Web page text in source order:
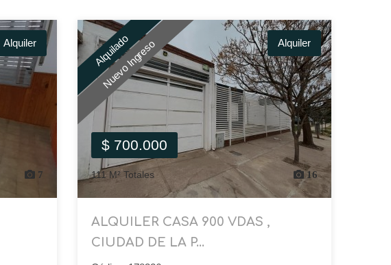
Alquiler
7
Alquilado
Nuevo Ingreso Alquiler
$ 700.000
111 M² Totales 16
ALQUILER CASA 900 VDAS ,
CIUDAD DE LA P...